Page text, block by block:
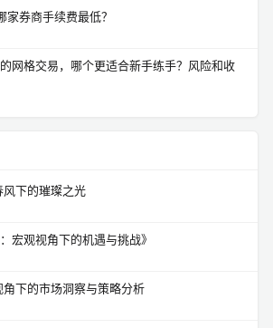
券商手续费最低？
网格交易，哪个更适合新手练手？风险和收
下的璀璨之光
宏观视角下的机遇与挑战》
下的市场洞察与策略分析